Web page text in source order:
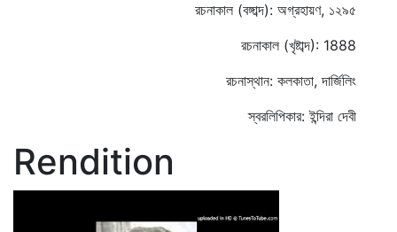
রচনাকাল (বঙ্গাব্দ): অগ্রহায়ণ, ১২৯৫
রচনাকাল (খৃষ্টাব্দ): 1888
রচনাস্থান: কলকাতা, দার্জিলিং
স্বরলিপিকার: ইন্দিরা দেবী
Rendition